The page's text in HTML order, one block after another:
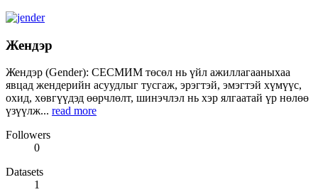
Жендэр
Жендэр (Gender): СЕСМИМ төсөл нь үйл ажиллагааныхаа
явцад жендерийн асуудлыг тусгаж, эрэгтэй, эмэгтэй хүмүүс,
охид, хөвгүүдэд өөрчлөлт, шинэчлэл нь хэр ялгаатай үр нөлөө
үзүүлж... read more
Followers
0
Datasets
1